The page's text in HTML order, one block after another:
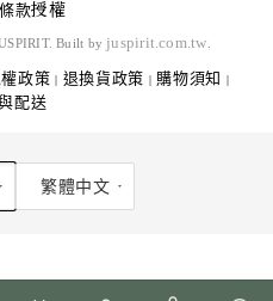
款授權
Built by juspirit.com.tw
政策 | 退換貨政策 | 購物須知 |
配送